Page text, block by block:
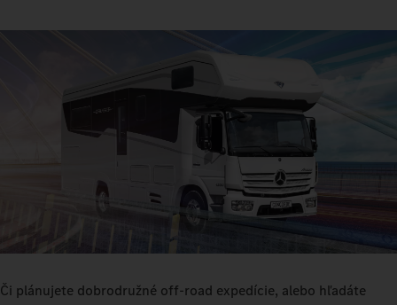
Či plánujete dobrodružné off-road expedície, alebo hľadáte